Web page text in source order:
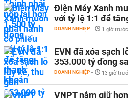
Điện Máy Xanh
với tỷ lệ 1:1 để
DOANH NGHIỆP - 1 giờ trước
EVN đã xóa sạch
353.000 tỷ đồng
DOANH NGHIỆP - 13 giờ
VNPT nắm giữ